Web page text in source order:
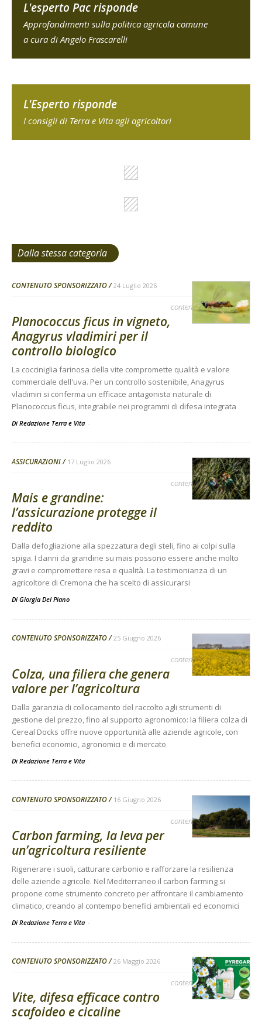
L'esperto Pac risponde
Approfondimenti sulla politica agricola comune
a cura di Angelo Frascarelli
L'Esperto risponde
I consigli di Terra e Vita agli agricoltori
Dalla stessa categoria
CONTENUTO SPONSORIZZATO 24 Luglio 2026
contenuto sponsorizzato
Planococcus ficus in vigneto,
Anagyrus vladimiri per il
controllo biologico
La cocciniglia farinosa della vite compromette qualità e valore
commerciale dell'uva. Per un controllo sostenibile, Anagyrus
vladimiri si conferma un efficace antagonista naturale di
Planococcus ficus, integrabile nei programmi di difesa integrata
Di Redazione Terra e Vita -
ASSICURAZIONI 17 Luglio 2026
contenuto sponsorizzato
Mais e grandine:
l’assicurazione protegge il
reddito
Dalla defogliazione alla spezzatura degli steli, fino ai colpi sulla
spiga. I danni da grandine su mais possono essere anche molto
gravi e compromettere resa e qualità. La testimonianza di un
agricoltore di Cremona che ha scelto di assicurarsi
Di Giorgia Del Piano
CONTENUTO SPONSORIZZATO 25 Giugno 2026
contenuto sponsorizzato
Colza, una filiera che genera
valore per l’agricoltura
Dalla garanzia di collocamento del raccolto agli strumenti di
gestione del prezzo, fino al supporto agronomico: la filiera colza di
Cereal Docks offre nuove opportunità alle aziende agricole, con
benefici economici, agronomici e di mercato
Di Redazione Terra e Vita -
CONTENUTO SPONSORIZZATO 16 Giugno 2026
contenuto sponsorizzato
Carbon farming, la leva per
un’agricoltura resiliente
Rigenerare i suoli, catturare carbonio e rafforzare la resilienza
delle aziende agricole. Nel Mediterraneo il carbon farming si
propone come strumento concreto per affrontare il cambiamento
climatico, creando al contempo benefici ambientali ed economici
Di Redazione Terra e Vita -
CONTENUTO SPONSORIZZATO 26 Maggio 2026
contenuto sponsorizzato
Vite, difesa efficace contro
scafoideo e cicaline